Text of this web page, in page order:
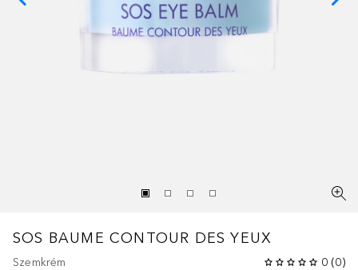
SOS BAUME CONTOUR DES YEUX
Szemkrém 0 (0)